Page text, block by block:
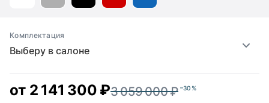
Выберу в салоне
Комплектация
от 2 141 300 ₽3 059 000 ₽ –30 %